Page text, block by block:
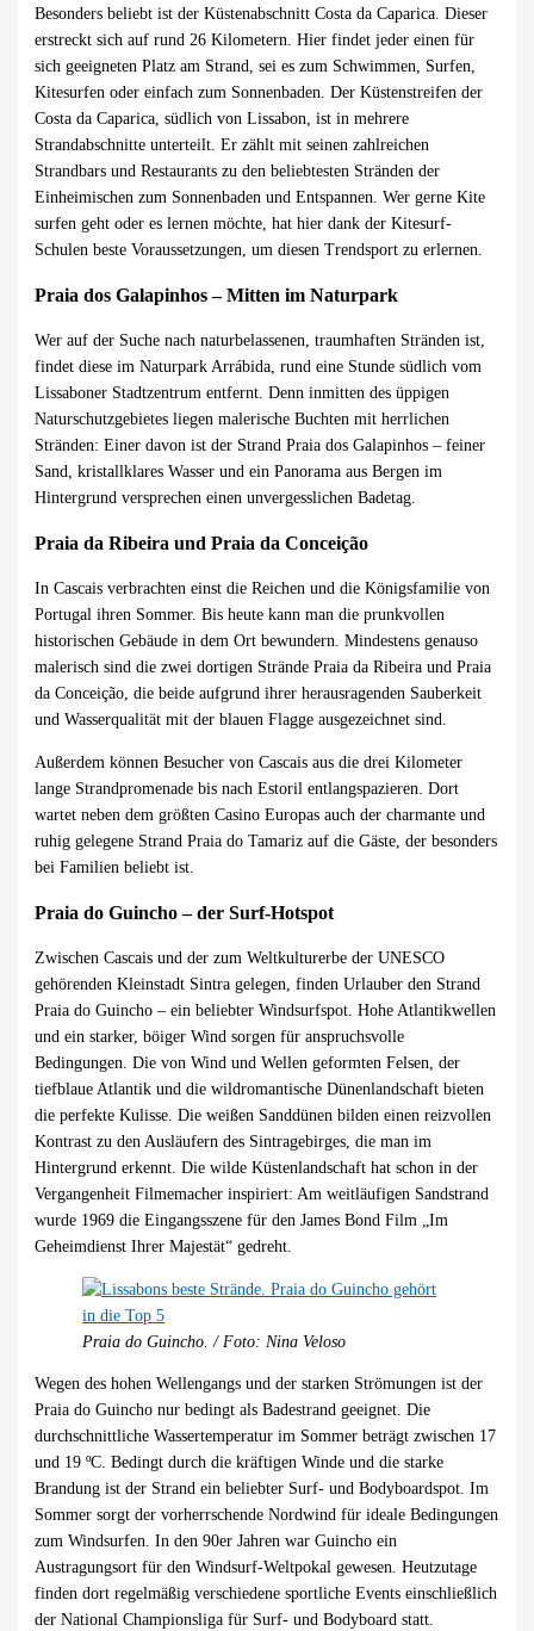
Besonders beliebt ist der Küstenabschnitt Costa da Caparica. Dieser
erstreckt sich auf rund 26 Kilometern. Hier findet jeder einen für
sich geeigneten Platz am Strand, sei es zum Schwimmen, Surfen,
Kitesurfen oder einfach zum Sonnenbaden. Der Küstenstreifen der
Costa da Caparica, südlich von Lissabon, ist in mehrere
Strandabschnitte unterteilt. Er zählt mit seinen zahlreichen
Strandbars und Restaurants zu den beliebtesten Stränden der
Einheimischen zum Sonnenbaden und Entspannen. Wer gerne Kite
surfen geht oder es lernen möchte, hat hier dank der Kitesurf-
Schulen beste Voraussetzungen, um diesen Trendsport zu erlernen.
Praia dos Galapinhos – Mitten im Naturpark
Wer auf der Suche nach naturbelassenen, traumhaften Stränden ist,
findet diese im Naturpark Arrábida, rund eine Stunde südlich vom
Lissaboner Stadtzentrum entfernt. Denn inmitten des üppigen
Naturschutzgebietes liegen malerische Buchten mit herrlichen
Stränden: Einer davon ist der Strand Praia dos Galapinhos – feiner
Sand, kristallklares Wasser und ein Panorama aus Bergen im
Hintergrund versprechen einen unvergesslichen Badetag.
Praia da Ribeira und Praia da Conceição
In Cascais verbrachten einst die Reichen und die Königsfamilie von
Portugal ihren Sommer. Bis heute kann man die prunkvollen
historischen Gebäude in dem Ort bewundern. Mindestens genauso
malerisch sind die zwei dortigen Strände Praia da Ribeira und Praia
da Conceição, die beide aufgrund ihrer herausragenden Sauberkeit
und Wasserqualität mit der blauen Flagge ausgezeichnet sind.
Außerdem können Besucher von Cascais aus die drei Kilometer
lange Strandpromenade bis nach Estoril entlangspazieren. Dort
wartet neben dem größten Casino Europas auch der charmante und
ruhig gelegene Strand Praia do Tamariz auf die Gäste, der besonders
bei Familien beliebt ist.
Praia do Guincho – der Surf-Hotspot
Zwischen Cascais und der zum Weltkulturerbe der UNESCO
gehörenden Kleinstadt Sintra gelegen, finden Urlauber den Strand
Praia do Guincho – ein beliebter Windsurfspot. Hohe Atlantikwellen
und ein starker, böiger Wind sorgen für anspruchsvolle
Bedingungen. Die von Wind und Wellen geformten Felsen, der
tiefblaue Atlantik und die wildromantische Dünenlandschaft bieten
die perfekte Kulisse. Die weißen Sanddünen bilden einen reizvollen
Kontrast zu den Ausläufern des Sintragebirges, die man im
Hintergrund erkennt. Die wilde Küstenlandschaft hat schon in der
Vergangenheit Filmemacher inspiriert: Am weitläufigen Sandstrand
wurde 1969 die Eingangsszene für den James Bond Film „Im
Geheimdienst Ihrer Majestät“ gedreht.
Praia do Guincho. / Foto: Nina Veloso
Wegen des hohen Wellengangs und der starken Strömungen ist der
Praia do Guincho nur bedingt als Badestrand geeignet. Die
durchschnittliche Wassertemperatur im Sommer beträgt zwischen 17
und 19 ºC. Bedingt durch die kräftigen Winde und die starke
Brandung ist der Strand ein beliebter Surf- und Bodyboardspot. Im
Sommer sorgt der vorherrschende Nordwind für ideale Bedingungen
zum Windsurfen. In den 90er Jahren war Guincho ein
Austragungsort für den Windsurf-Weltpokal gewesen. Heutzutage
finden dort regelmäßig verschiedene sportliche Events einschließlich
der National Championsliga für Surf- und Bodyboard statt.